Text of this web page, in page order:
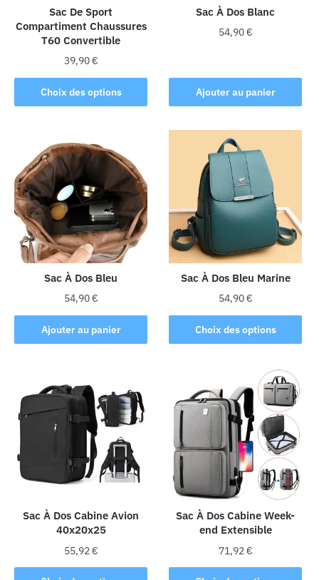
page
du
produit
la
page
Sac De Sport
Compartiment Chaussures
T60 Convertible
39,90€
Choix des options
Ce
produit
variations.
Les
options
peuvent
être
choisies
sur
la
page
produit
Sac À Dos Blanc
54,90€
Ajouter au panier
Sac À Dos Bleu
54,90€
Ajouter au panier
Sac À Dos Bleu Marine
54,90€
Choix des options
Ce
produit
plusieurs
variations.
Les
options
peuvent
être
choisies
sur
la
page
du
produit
Sac À Dos Cabine Avion
40x20x25
55,92€
Ce
Sac À Dos Cabine Week-
end Extensible
71,92€
Ce